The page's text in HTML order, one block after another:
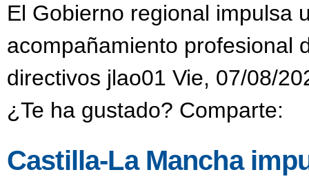
El Gobierno regional impulsa
acompañamiento profesional
directivos jlao01 Vie, 07/08/
¿Te ha gustado? Comparte:
Castilla-La Mancha